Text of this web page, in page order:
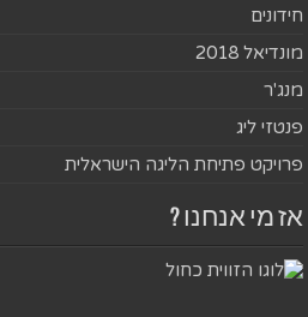
חידונים
מונדיאל 2018
מנג'ר
פנטזי ליג
פרויקט פתיחת הליגה הישראלית
אז מי אנחנו ?